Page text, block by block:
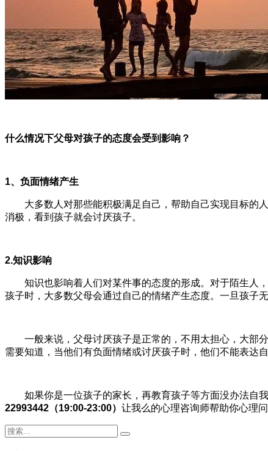
什么情况下父母对孩子的态度会受到影响？
1、负面情绪产生
大多数人对那些能积极满足自己，帮助自己实现目标的人
消极，看到孩子就会讨厌孩子。
2.知识影响
知识也影响着人们对某件事的态度的形成。对于陌生人，
孩子时，大多数父母会通过自己的情绪产生态度。一旦孩子
一般来说，父母讨厌孩子是正常的，不用太担心，大部分
需要知道，当他们有负面情绪或讨厌孩子时，他们不能表达
如果你是一位孩子的家长，再教育孩子等方面没办法自
22993442（19:00-23:00） 让我么的心理咨询师帮助你心理